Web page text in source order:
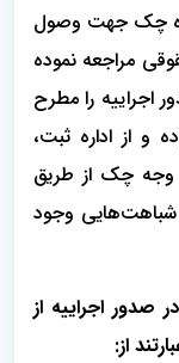
چک جهت وصول
مراجعه نموده
اجراییه را مطرح
و از اداره ثبت،
وجه چک از طریق
شباهت‌هایی وجود
اجراییه از
از: